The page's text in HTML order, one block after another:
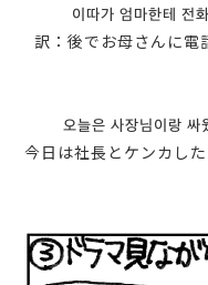
이따가 엄마한테 전
訳：後でお母さんに電
오늘은 사장님이랑 싸
今日は社長とケンカし